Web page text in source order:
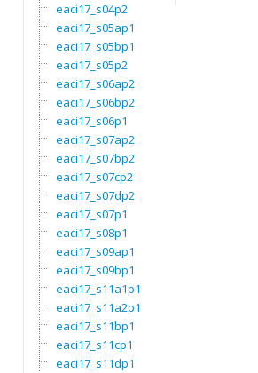
eaci17_s04p2
eaci17_s05ap1
eaci17_s05bp1
eaci17_s05p2
eaci17_s06ap2
eaci17_s06bp2
eaci17_s06p1
eaci17_s07ap2
eaci17_s07bp2
eaci17_s07cp2
eaci17_s07dp2
eaci17_s07p1
eaci17_s08p1
eaci17_s09ap1
eaci17_s09bp1
eaci17_s11a1p1
eaci17_s11a2p1
eaci17_s11bp1
eaci17_s11cp1
eaci17_s11dp1